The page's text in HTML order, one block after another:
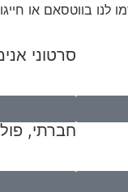
בווטסאם או חייגו
סרטוני
חברתי,